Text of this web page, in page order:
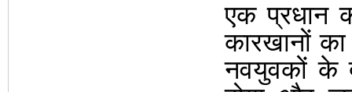
एक प्रधान
कारखानों
नवयुवकों के